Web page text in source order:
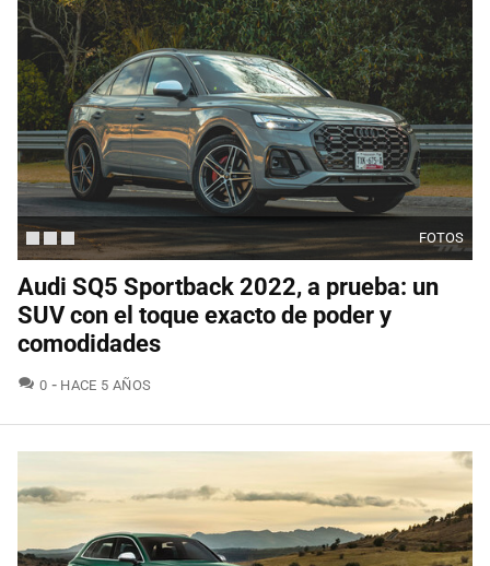
FOTOS
Audi SQ5 Sportback 2022, a prueba: un
SUV con el toque exacto de poder y
comodidades
0 COMENTARIOS
HACE 5 AÑOS